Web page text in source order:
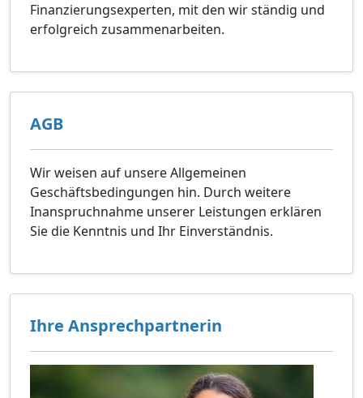
Finanzierungsexperten, mit den wir ständig und
erfolgreich zusammenarbeiten.
AGB
Wir weisen auf unsere Allgemeinen
Geschäftsbedingungen hin. Durch weitere
Inanspruchnahme unserer Leistungen erklären
Sie die Kenntnis und Ihr Einverständnis.
Ihre Ansprechpartnerin